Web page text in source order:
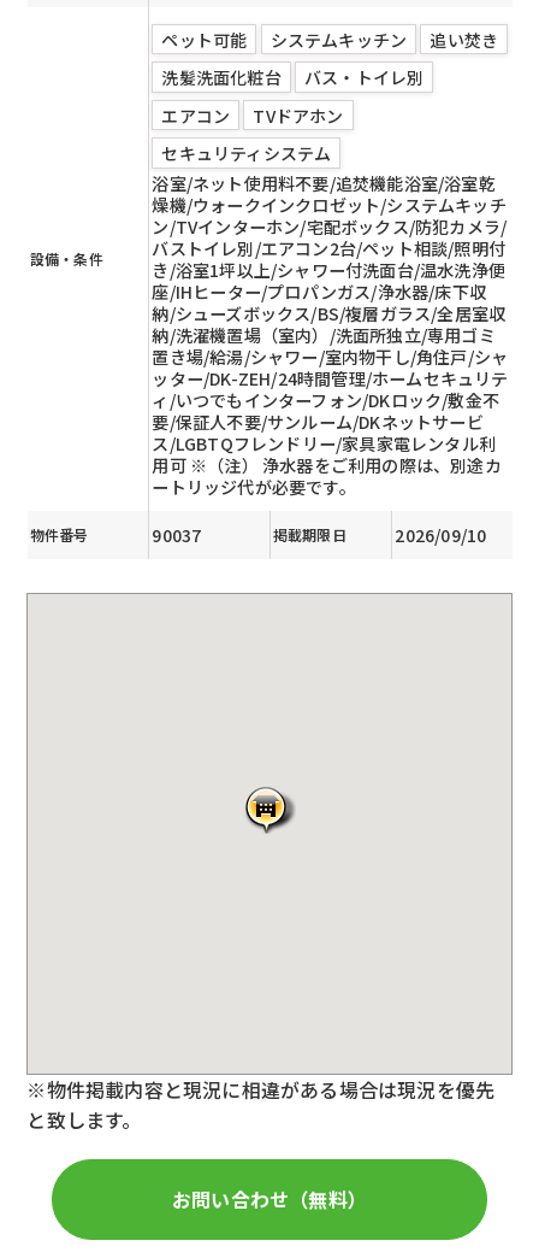
設備・条件
ペット可能 システムキッチン
追い焚き
洗髪洗面化粧台
バス・トイレ別
エアコン
TVドアホン
セキュリティシステム
浴室/ネット使用料不要/追焚機能浴室/浴室乾
燥機/ウォークインクロゼット/システムキッチ
ン/TVインターホン/宅配ボックス/防犯カメラ/
バストイレ別/エアコン2台/ペット相談/照明付
き/浴室1坪以上/シャワー付洗面台/温水洗浄便
座/IHヒーター/プロパンガス/浄水器/床下収
納/シューズボックス/BS/複層ガラス/全居室収
納/洗濯機置場（室内）/洗面所独立/専用ゴミ
置き場/給湯/シャワー/室内物干し/角住戸/シャ
ッター/DK-ZEH/24時間管理/ホームセキュリテ
ィ/いつでもインターフォン/DKロック/敷金不
要/保証人不要/サンルーム/DKネットサービ
ス/LGBTQフレンドリー/家具家電レンタル利
用可 ※（注） 浄水器をご利用の際は、別途カ
ートリッジ代が必要です。
物件番号 90037 掲載期限日 2026/09/10
※物件掲載内容と現況に相違がある場合は現況を優先
と致します。
お問い合わせ（無料）